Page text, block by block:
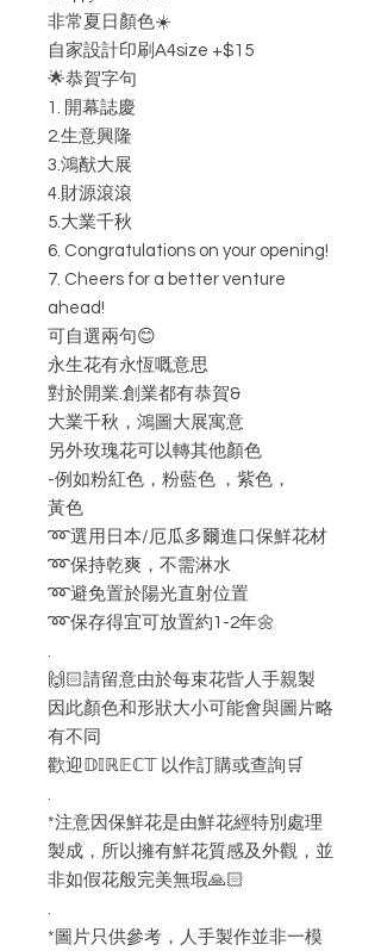
非常夏日顏色☀️
自家設計印刷A4size +$15
🌟恭賀字句
1. 開幕誌慶
2.生意興隆
3.鴻猷大展
4.財源滾滾
5.大業千秋
6. Congratulations on your opening!
7. Cheers for a better venture
ahead!
可自選兩句😊
永生花有永恆嘅意思
對於開業.創業都有恭賀&
大業千秋，鴻圖大展寓意
另外玫瑰花可以轉其他顏色
-例如粉紅色，粉藍色 ，紫色，
黃色
➿選用日本/厄瓜多爾進口保鮮花材
➿保持乾爽，不需淋水
➿避免置於陽光直射位置
➿保存得宜可放置約1-2年🌼
.
🙌🏻請留意由於每束花㫮人手親製
因此顏色和形狀大小可能會與圖片略
有不同
歡迎𝔻𝕀ℝ𝔼ℂ𝕋 以作訂購或查詢🛒
.
*注意因保鮮花是由鮮花經特別處理
製成，所以擁有鮮花質感及外觀，並
非如假花般完美無瑕🙏🏻
.
*圖片只供參考，人手製作並非一模